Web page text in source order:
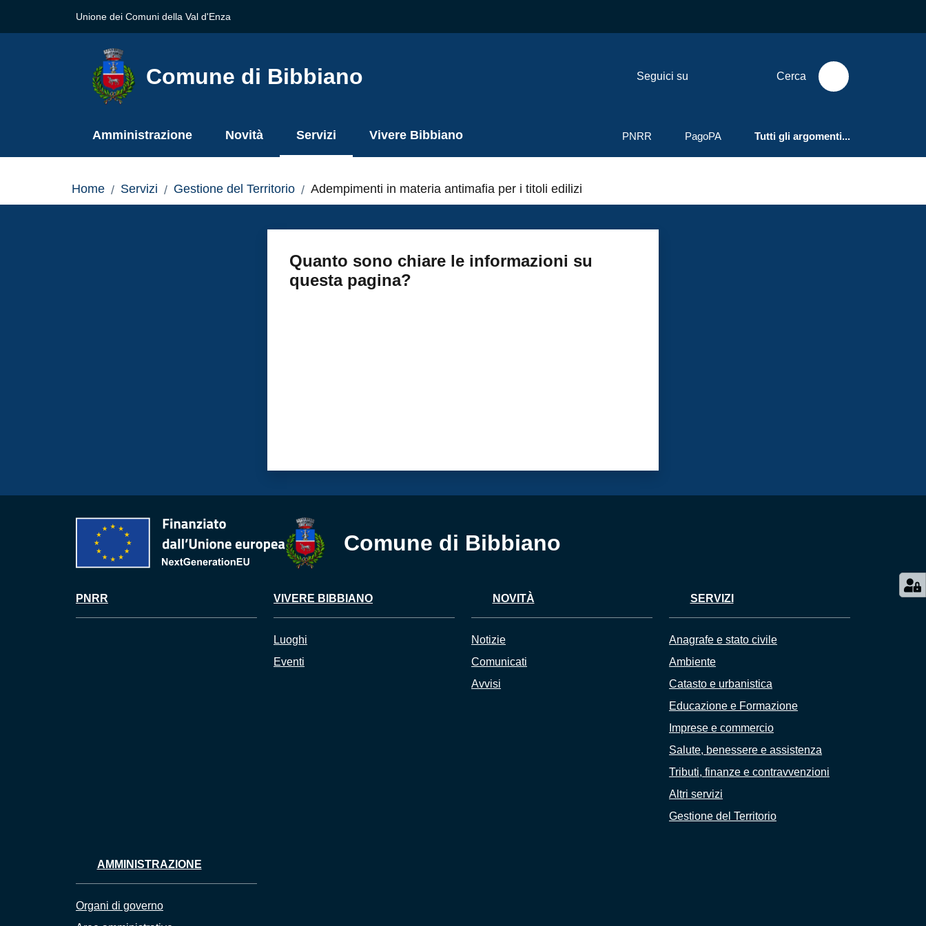
Unione dei Comuni della Val d'Enza
Comune di Bibbiano Seguici su Cerca
Amministrazione Novità Servizi
Menu selezionato
Vivere Bibbiano PNRR PagoPA Tutti gli argomenti...
Home / Servizi / Gestione del Territorio / Adempimenti in materia antimafia per i titoli edilizi
Quanto sono chiare le informazioni su
questa pagina?
Comune di Bibbiano
PNRR VIVERE BIBBIANO
Luoghi
Eventi
NOVITÀ
Notizie
Comunicati
Avvisi
SERVIZI
Anagrafe e stato civile
Ambiente
Catasto e urbanistica
Educazione e Formazione
Imprese e commercio
Salute, benessere e assistenza
Tributi, finanze e contravvenzioni
Altri servizi
Gestione del Territorio
AMMINISTRAZIONE
Organi di governo